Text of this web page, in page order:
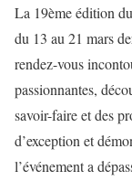
La 19ème édition
du 13 au 21 mars
rendez-vous
passionnantes,
savoir-faire et des
d’exception et
l’événement a